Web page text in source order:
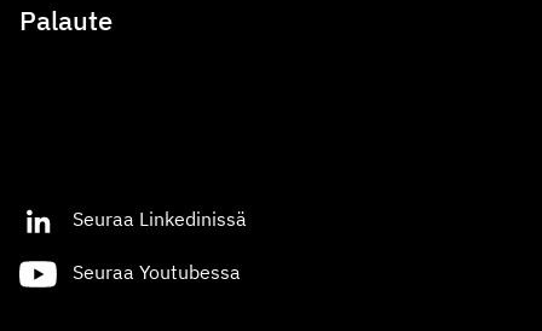
Palaute
Seuraa Linkedinissä
Seuraa Youtubessa